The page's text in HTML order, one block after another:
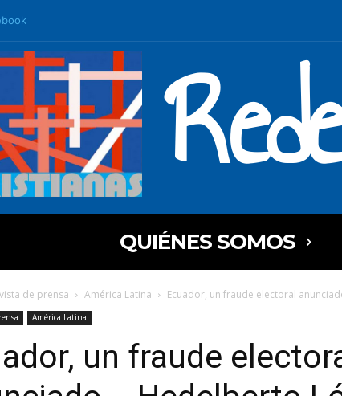
QUIÉNES SOMOS
de prensa América Latina Ecuador, un fraude electoral
América Latina
un fraude